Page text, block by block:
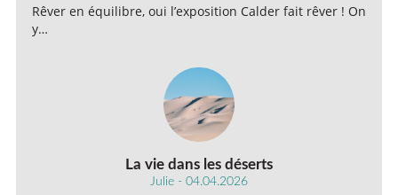
Rêver en équilibre, oui l’exposition Calder fait rêver ! On
y…
La vie dans les déserts
Julie - 04.04.2026